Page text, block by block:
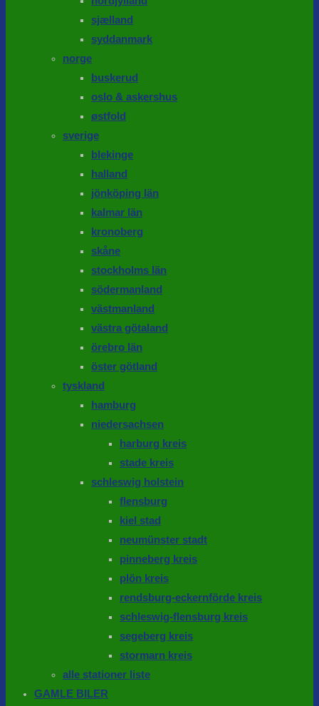
sjælland
syddanmark
norge
buskerud
oslo & askershus
østfold
sverige
blekinge
halland
jönköping län
kalmar län
kronoberg
skåne
stockholms län
södermanland
västmanland
västra götaland
örebro län
öster götland
tyskland
hamburg
niedersachsen
harburg kreis
stade kreis
schleswig holstein
flensburg
kiel stad
neumünster stadt
pinneberg kreis
plön kreis
rendsburg-eckernförde kreis
schleswig-flensburg kreis
segeberg kreis
stormarn kreis
alle stationer liste
GAMLE BILER